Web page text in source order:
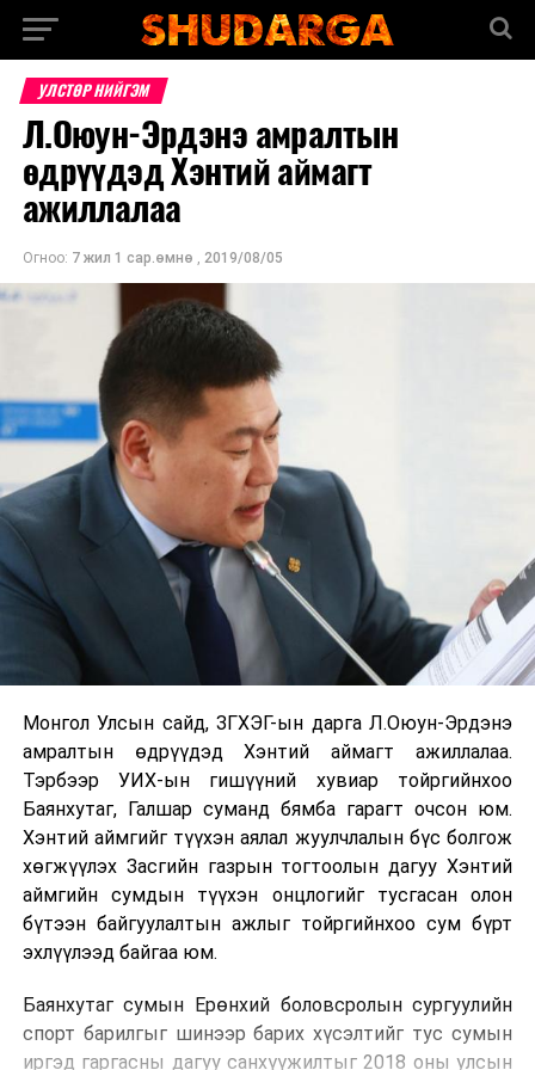
УЛСТӨР НИЙГЭМ
Л.Оюун-Эрдэнэ амралтын
өдрүүдэд Хэнтий аймагт
ажиллалаа
Огноо: 7 жил 1 сар.өмнө , 2019/08/05
Монгол Улсын сайд, ЗГХЭГ-ын дарга Л.Оюун-Эрдэнэ
амралтын өдрүүдэд Хэнтий аймагт ажиллалаа.
Тэрбээр УИХ-ын гишүүний хувиар тойргийнхоо
Баянхутаг, Галшар суманд бямба гарагт очсон юм.
Хэнтий аймгийг түүхэн аялал жуулчлалын бүс болгож
хөгжүүлэх Засгийн газрын тогтоолын дагуу Хэнтий
аймгийн сумдын түүхэн онцлогийг тусгасан олон
бүтээн байгуулалтын ажлыг тойргийнхоо сум бүрт
эхлүүлээд байгаа юм.
Баянхутаг сумын Ерөнхий боловсролын сургуулийн
спорт барилгыг шинээр барих хүсэлтийг тус сумын
иргэд гаргасны дагуу санхүүжилтыг 2018 оны улсын